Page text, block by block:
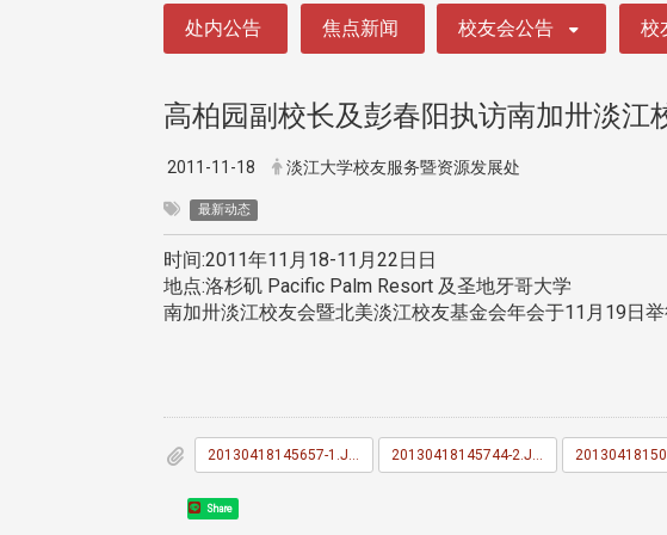
处内公告 焦点新闻 校友会公告 校
高柏园副校长及彭春阳执访南加卅淡江
2011-11-18 淡江大学校友服务暨资源发展处
最新动态
时间:2011年11月18-11月22日日
地点:洛杉矶 Pacific Palm Resort 及圣地牙哥大学
南加卅淡江校友会暨北美淡江校友基金会年会于11月19日
Share